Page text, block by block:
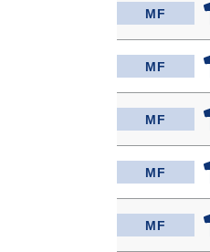
MF
MF
MF
MF
MF